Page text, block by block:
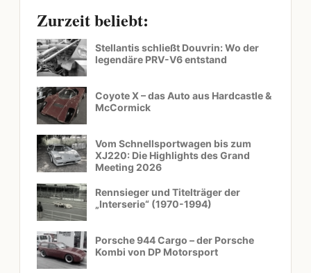
Zurzeit beliebt:
Stellantis schließt Douvrin: Wo der
legendäre PRV-V6 entstand
Coyote X – das Auto aus Hardcastle &
McCormick
Vom Schnellsportwagen bis zum
XJ220: Die Highlights des Grand
Meeting 2026
Rennsieger und Titelträger der
„Interserie“ (1970-1994)
Porsche 944 Cargo – der Porsche
Kombi von DP Motorsport